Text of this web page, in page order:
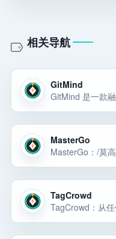
相关导航
GitMind
MasterGo
TagCrowd